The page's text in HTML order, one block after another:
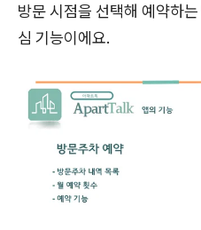
방문 시점을 선택해 예약하
심 기능이에요.